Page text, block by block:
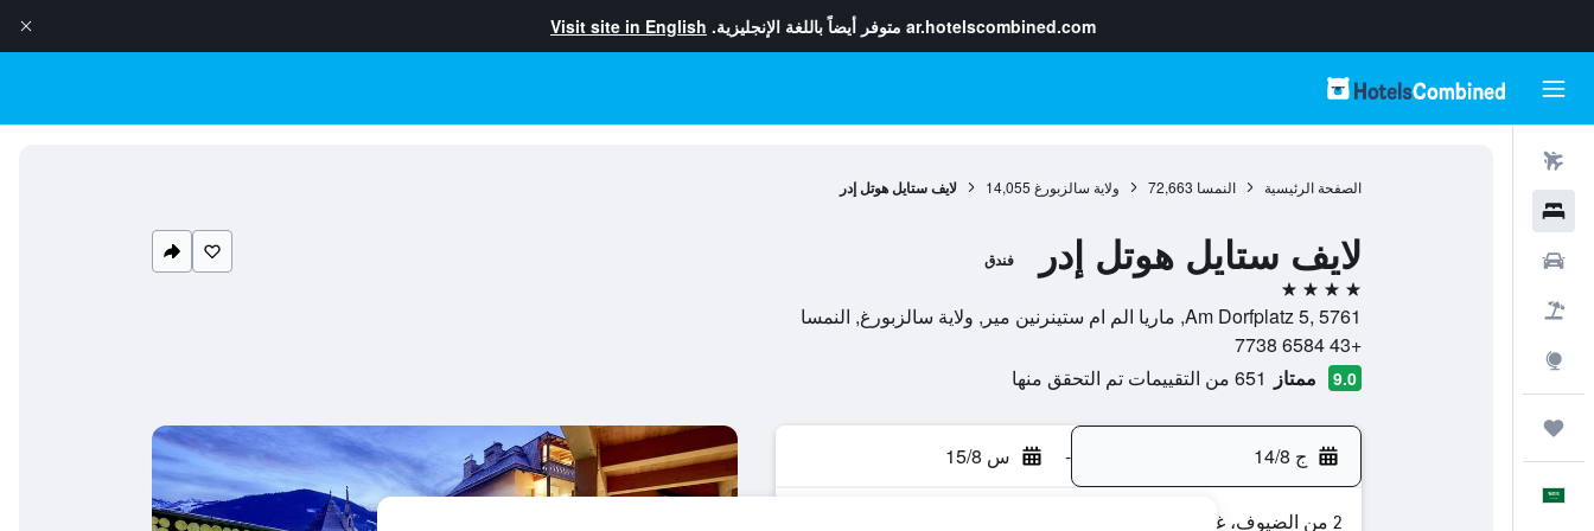
ar.hotelscombined.com متوفر أيضاً باللغة الإنجليزية. Visit site in English
الصفحة الرئيسية النمسا 72,663 ولاية سالزبورغ 14,055 لايف ستايل هوتل إدر
لايف ستايل هوتل إدر فندق
4 نجوم
Am Dorfplatz 5, 5761, ماريا الم ام ستينرنين مير, ولاية سالزبورغ, النمسا
+43 6584 7738
9.0 ممتاز 651 من التقييمات تم التحقق منها
ج 14/8 - س 15/8
2 من الضيوف، غرفة واحدة